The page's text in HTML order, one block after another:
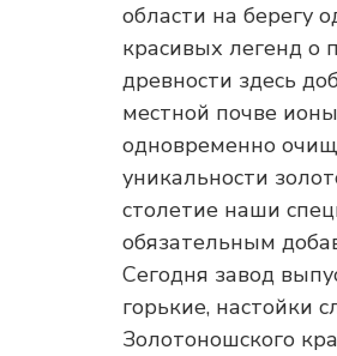
области на берегу
красивых легенд о
древности здесь
местной почве
одновременно
уникальности
столетие наши
обязательным
Сегодня завод
горькие, настойки
Золотоношского